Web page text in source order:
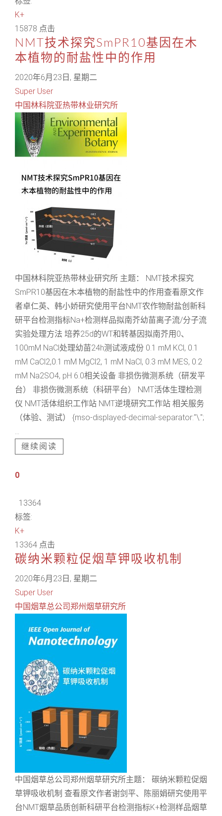
K+
15878 点击
NMT技术探究SmPR10基因在木
本植物的耐盐性中的作用
2020年6月23日, 星期二
Super User
中国林科院亚热带林业研究所
中国林科院亚热带林业研究所 主题： NMT技术探究
SmPR10基因在木本植物的耐盐性中的作用查看原文作
者卓仁英、韩小娇研究使用平台NMT农作物耐盐创新科
研平台检测指标Na+检测样品拟南芥幼苗离子流/分子流
实验处理方法 培养25d的WT和转基因拟南芥用0、
100mM NaCl处理幼苗24h测试液成份 0.1 mM KCl, 0.1
mM CaCl2,0.1 mM MgCl2, 1 mM NaCl, 0.3 mM MES, 0.2
mM Na2SO4, pH 6.0相关设备 非损伤微测系统（研发平
台） 非损伤微测系统（科研平台） NMT活体生理检测
仪 NMT活体组织工作站 NMT逆境研究工作站 相关服务
（体验、测试） {mso-displayed-decimal-separator:"\.";
...
继续阅读
0
13364
标签:
K+
13364 点击
碳纳米颗粒促烟草钾吸收机制
2020年6月23日, 星期二
Super User
中国烟草总公司郑州烟草研究所
中国烟草总公司郑州烟草研究所主题： 碳纳米颗粒促烟
草钾吸收机制 查看原文作者谢剑平、陈丽娟研究使用平
台NMT烟草品质创新科研平台检测指标K+检测样品烟草